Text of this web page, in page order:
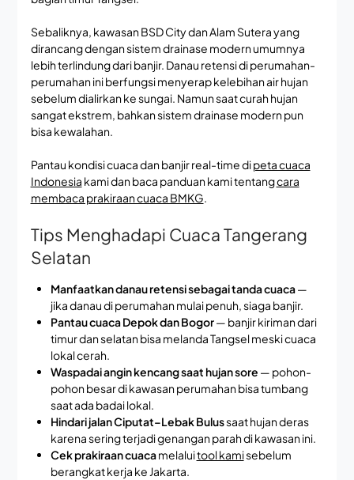
Sebaliknya, kawasan BSD City dan Alam Sutera yang
dirancang dengan sistem drainase modern umumnya
lebih terlindung dari banjir. Danau retensi di perumahan-
perumahan ini berfungsi menyerap kelebihan air hujan
sebelum dialirkan ke sungai. Namun saat curah hujan
sangat ekstrem, bahkan sistem drainase modern pun
bisa kewalahan.
Pantau kondisi cuaca dan banjir real-time dipeta cuaca
Indonesia kami dan baca panduan kami tentangcara
membaca prakiraan cuaca BMKG.
Tips Menghadapi Cuaca Tangerang
Selatan
Manfaatkan danau retensi sebagai tanda cuaca—
jika danau di perumahan mulai penuh, siaga banjir.
Pantau cuaca Depok dan Bogor— banjir kiriman dari
timur dan selatan bisa melanda Tangsel meski cuaca
lokal cerah.
Waspadai angin kencang saat hujan sore — pohon-
pohon besar di kawasan perumahan bisa tumbang
saat ada badai lokal.
Hindari jalan Ciputat–Lebak Bulussaat hujan deras
karena sering terjadi genangan parah di kawasan ini.
Cek prakiraan cuacamelaluitool kamisebelum
berangkat kerja ke Jakarta.